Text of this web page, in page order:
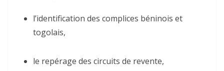
l’identification des complices béninois et
togolais,
le repérage des circuits de revente,